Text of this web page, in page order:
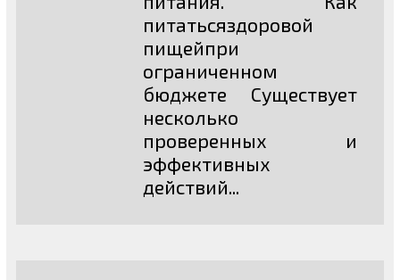
питатьсяздоровой
пищейпри
ограниченном
бюджете Существует
несколько
проверенных и
эффективных
действий...